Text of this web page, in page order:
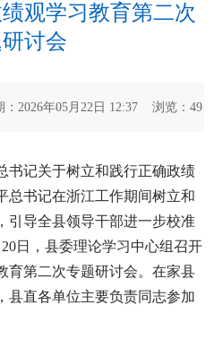
观学习教育第二次
讨会
2026年05月22日 12:37 浏览： 49
书记关于树立和践行正确政绩
总书记在浙江工作期间树立和
引导全县领导干部进一步校准
日，县委理论学习中心组召开
育第二次专题研讨会。在家县
县直各单位主要负责同志参加